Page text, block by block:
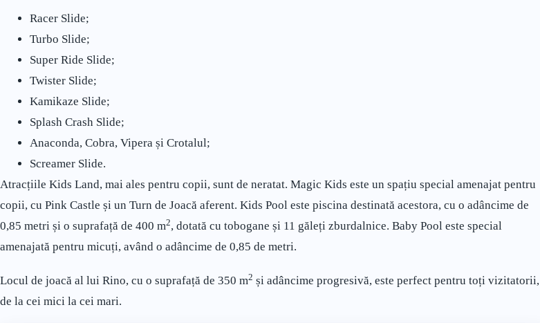
Racer Slide;
Turbo Slide;
Super Ride Slide;
Twister Slide;
Kamikaze Slide;
Splash Crash Slide;
Anaconda, Cobra, Vipera și Crotalul;
Screamer Slide.
Atracțiile Kids Land, mai ales pentru copii, sunt de neratat. Magic Kids este un spațiu special amenajat pentru
copii, cu Pink Castle și un Turn de Joacă aferent. Kids Pool este piscina destinată acestora, cu o adâncime de
0,85 metri și o suprafață de 400 m2, dotată cu tobogane și 11 găleți zburdalnice. Baby Pool este special
amenajată pentru micuți, având o adâncime de 0,85 de metri.
Locul de joacă al lui Rino, cu o suprafață de 350 m2 și adâncime progresivă, este perfect pentru toți vizitatorii,
de la cei mici la cei mari.